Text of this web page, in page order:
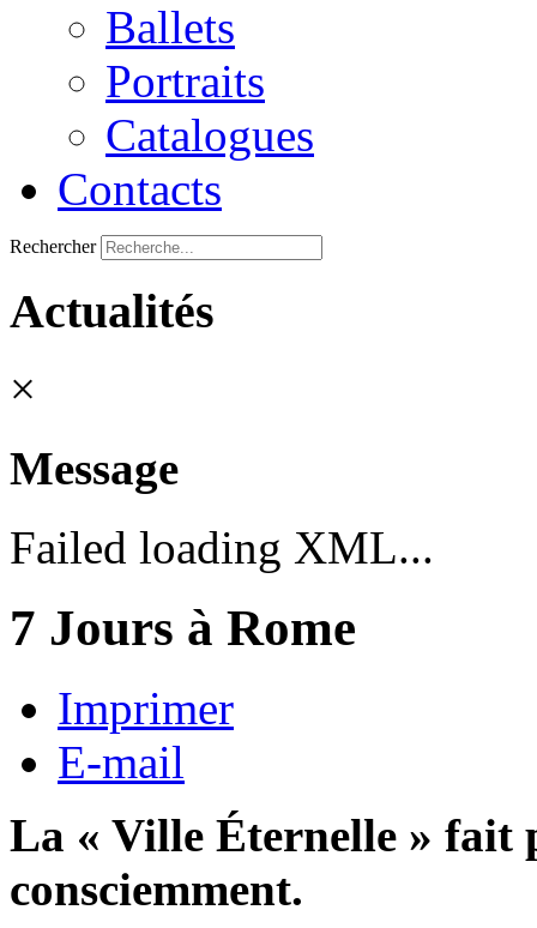
Ballets
Portraits
Catalogues
Contacts
Rechercher
Actualités
×
Message
Failed loading XML...
7 Jours à Rome
Imprimer
E-mail
La « Ville Éternelle » fait
consciemment.